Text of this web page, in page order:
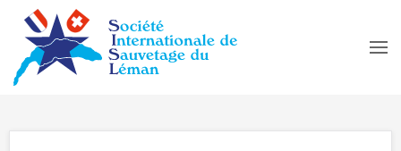
Accéder au contenu principal